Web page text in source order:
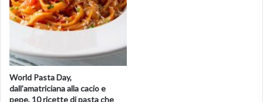
World Pasta Day,
dall’amatriciana alla cacio e
pepe, 10 ricette di pasta che